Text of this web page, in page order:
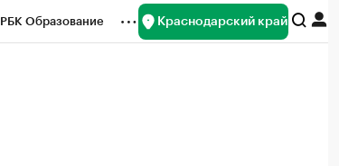
РБК Образование Краснодарский край